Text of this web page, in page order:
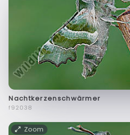
Nachtkerzenschwärmer
f92038
Zoom